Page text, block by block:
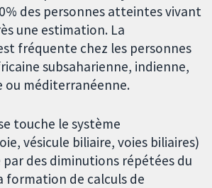
des personnes atteintes vivant
une estimation. La
fréquente chez les personnes
subsaharienne, indienne,
ou méditerranéenne.
touche le système
vésicule biliaire, voies biliaires)
des diminutions répétées du
formation de calculs de